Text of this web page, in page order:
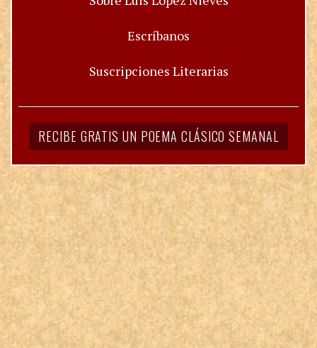
Escríbanos
Suscripciones Literarias
RECIBE GRATIS UN POEMA CLÁSICO SEMANAL